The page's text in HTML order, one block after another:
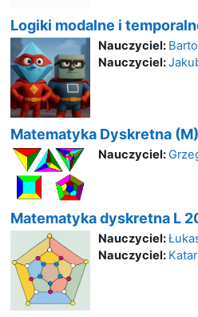
Logiki modalne i
Nauczyciel:
Nauczyciel:
Matematyka Dyskretna (M)
Nauczyciel:
Matematyka dyskretna L
Nauczyciel:
Nauczyciel: